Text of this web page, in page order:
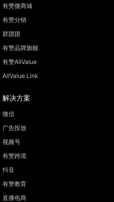
有赞微商城
有赞分销
群团团
有赞品牌旗舰
有赞AllValue
AllValue Link
解决方案
微信
广告投放
视频号
有赞跨境
抖音
有赞教育
直播电商